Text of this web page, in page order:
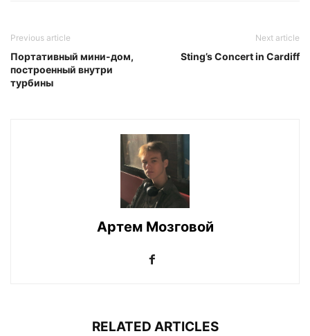
Previous article
Портативный мини-дом,
построенный внутри
турбины
Next article
Sting’s Concert in Cardiff
Артем Мозговой
RELATED ARTICLES